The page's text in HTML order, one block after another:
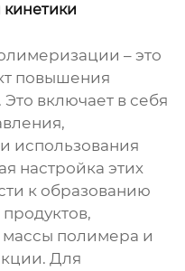
– это
повышения
включает в себя
использования
настройка этих
к образованию
полимера и
Для